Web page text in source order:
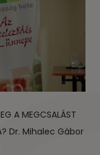
A MEGCSALÁST
Dr. Mihalec Gábor